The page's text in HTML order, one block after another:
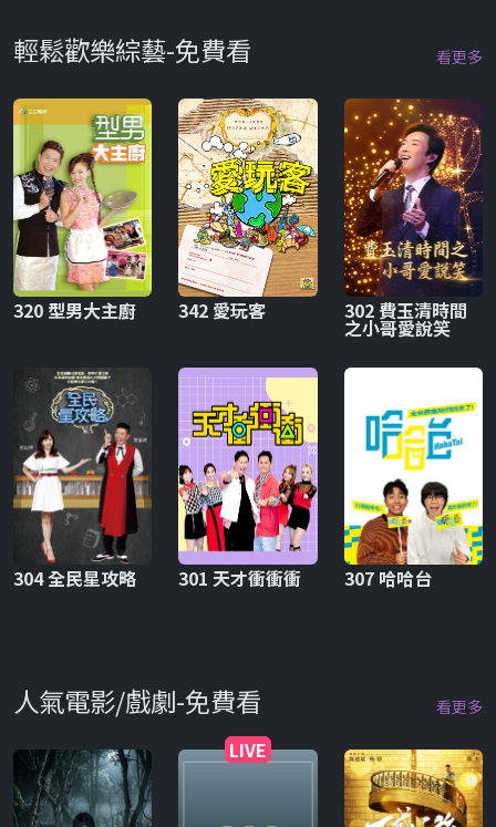
輕鬆歡樂綜藝-免費看 看更多
320 型男大主廚 342 愛玩客 302 費玉清時間
之小哥愛說笑
304 全民星攻略 301 天才衝衝衝 307 哈哈台
人氣電影/戲劇-免費看 看更多
LIVE